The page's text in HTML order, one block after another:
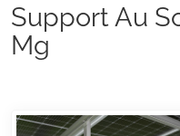
Support Au
Mg